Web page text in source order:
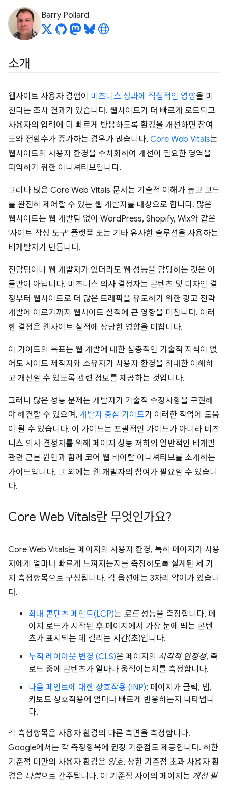
Barry Pollard
소개
웹사이트 사용자 경험이 비즈니스 성과에 직접적인 영향을 미
친다는 조사 결과가 있습니다. 웹사이트가 더 빠르게 로드되고
사용자의 입력에 더 빠르게 반응하도록 환경을 개선하면 참여
도와 전환수가 증가하는 경우가 많습니다. Core Web Vitals는
웹사이트의 사용자 환경을 수치화하여 개선이 필요한 영역을
파악하기 위한 이니셔티브입니다.
그러나 많은 Core Web Vitals 문서는 기술적 이해가 높고 코드
를 완전히 제어할 수 있는 웹 개발자를 대상으로 합니다. 많은
웹사이트는 웹 개발팀 없이 WordPress, Shopify, Wix와 같은
'사이트 작성 도구' 플랫폼 또는 기타 유사한 솔루션을 사용하는
비개발자가 만듭니다.
전담팀이나 웹 개발자가 있더라도 웹 성능을 담당하는 것은 이
들만이 아닙니다. 비즈니스 의사 결정자는 콘텐츠 및 디자인 결
정부터 웹사이트로 더 많은 트래픽을 유도하기 위한 광고 전략
개발에 이르기까지 웹사이트 실적에 큰 영향을 미칩니다. 이러
한 결정은 웹사이트 실적에 상당한 영향을 미칩니다.
이 가이드의 목표는 웹 개발에 대한 심층적인 기술적 지식이 없
어도 사이트 제작자와 소유자가 사용자 환경을 최대한 이해하
고 개선할 수 있도록 관련 정보를 제공하는 것입니다.
그러나 많은 성능 문제는 개발자가 기술적 수정사항을 구현해
야 해결할 수 있으며, 개발자 중심 가이드가 이러한 작업에 도움
이 될 수 있습니다. 이 가이드는 포괄적인 가이드가 아니라 비즈
니스 의사 결정자를 위해 페이지 성능 저하의 일반적인 비개발
관련 근본 원인과 함께 코어 웹 바이탈 이니셔티브를 소개하는
가이드입니다. 그 외에는 웹 개발자의 참여가 필요할 수 있습니
다.
Core Web Vitals란 무엇인가요?
Core Web Vitals는 페이지의 사용자 환경, 특히 페이지가 사용
자에게 얼마나 빠르게 느껴지는지를 측정하도록 설계된 세 가
지 측정항목으로 구성됩니다. 각 옵션에는 3자리 약어가 있습니
다.
최대 콘텐츠 페인트(LCP)는 로드 성능을 측정합니다. 페
이지 로드가 시작된 후 페이지에서 가장 눈에 띄는 콘텐
츠가 표시되는 데 걸리는 시간(초)입니다.
누적 레이아웃 변경 (CLS)은 페이지의 시각적 안정성, 즉
로드 중에 콘텐츠가 얼마나 움직이는지를 측정합니다.
다음 페인트에 대한 상호작용 (INP): 페이지가 클릭, 탭,
키보드 상호작용에 얼마나 빠르게 반응하는지 나타냅니
다.
각 측정항목은 사용자 환경의 다른 측면을 측정합니다.
Google에서는 각 측정항목에 권장 기준점도 제공합니다. 하한
기준점 미만의 사용자 환경은 양호, 상한 기준점 초과 사용자 환
경은 나쁨으로 간주됩니다. 이 기준점 사이의 페이지는 개선 필